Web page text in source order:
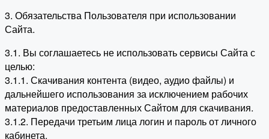
3. Обязательства Пользователя при использовании
Сайта.
3.1. Вы соглашаетесь не использовать сервисы Сайта с
целью:
3.1.1. Скачивания контента (видео, аудио файлы) и
дальнейшего использования за исключением рабочих
материалов предоставленных Сайтом для скачивания.
3.1.2. Передачи третьим лица логин и пароль от личного
кабинета.